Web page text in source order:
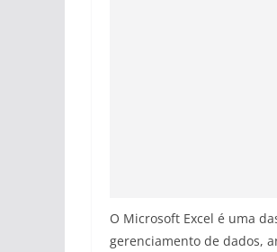
O Microsoft Excel é uma
gerenciamento de dados,